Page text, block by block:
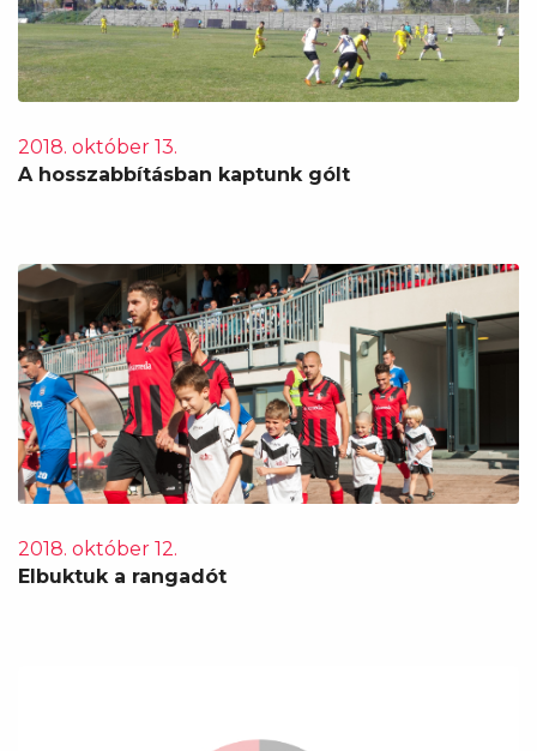
2018. október 13.
A hosszabbításban kaptunk gólt
2018. október 12.
Elbuktuk a rangadót